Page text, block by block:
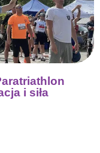
i siła